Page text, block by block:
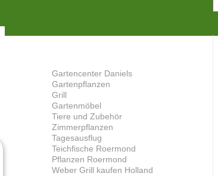
Gartencenter Daniels
Gartenpflanzen
Grill
Gartenmöbel
Tiere und Zubehör
Zimmerpflanzen
Tagesausflug
Teichfische Roermond
Pflanzen Roermond
Weber Grill kaufen Holland